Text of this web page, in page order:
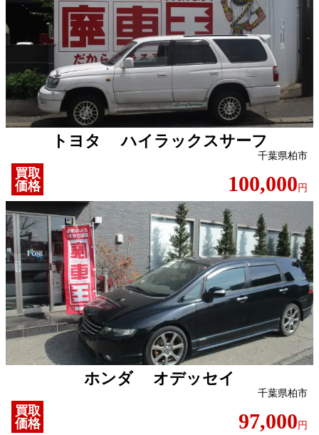
トヨタ ハイラックスサーフ
千葉県柏市
買取
価格
100,000 円
ホンダ オデッセイ
千葉県柏市
買取
価格
97,000 円